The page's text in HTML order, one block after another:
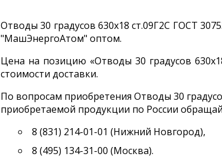
Отводы 30 градусов 630х18 ст.09Г2С ГОСТ
"МашЭнергоАтом" оптом.
Цена на позицию «Отводы 30 градусов
стоимости доставки.
По вопросам приобретения Отводы 30
приобретаемой продукции по России
8 (831) 214-01-01 (Нижний Новгород),
8 (495) 134-31-00 (Москва).